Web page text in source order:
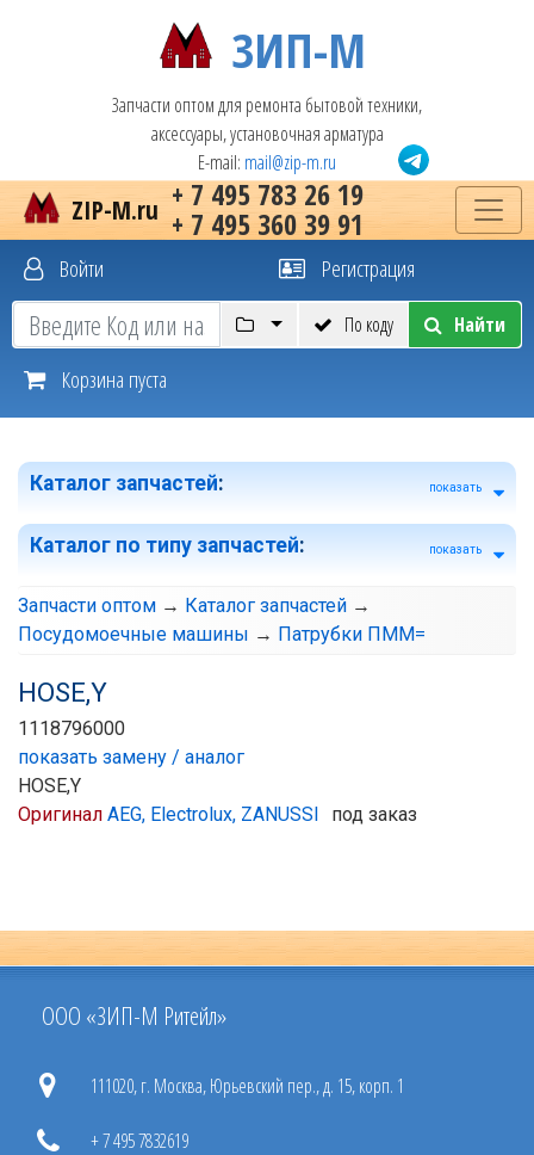
ЗИП-М
Запчасти оптом для ремонта бытовой техники,
аксессуары, установочная арматура
E-mail: mail@zip-m.ru
+ 7 495 783 26 19
+ 7 495 360 39 91
ZIP-M.ru
Войти Регистрация
По коду Найти
Корзина пуста
Каталог запчастей: показать
Каталог по типу запчастей: показать
Запчасти оптом → Каталог запчастей →
Посудомоечные машины → Патрубки ПММ=
HOSE,Y
1118796000
показать замену / аналог
HOSE,Y
Оригинал AEG, Electrolux, ZANUSSI под заказ
ООО «ЗИП-М Ритейл»
111020, г. Москва, Юрьевский пер., д. 15, корп. 1
+ 7 495 7832619